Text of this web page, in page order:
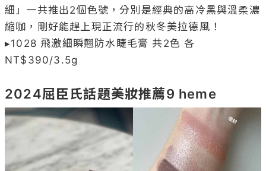
細」一共推出2個色號，分別是經典的高冷黑與溫柔濃
縮咖，剛好能趕上現正流行的秋冬美拉德風！
▸1028 飛激細瞬翹防水睫毛膏 共2色 各
NT$390/3.5g
2024屈臣氏話題美妝推薦9 heme